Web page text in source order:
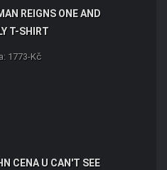
REIGNS ONE AND
T-SHIRT
1773-Kč
CENA U CAN'T SEE